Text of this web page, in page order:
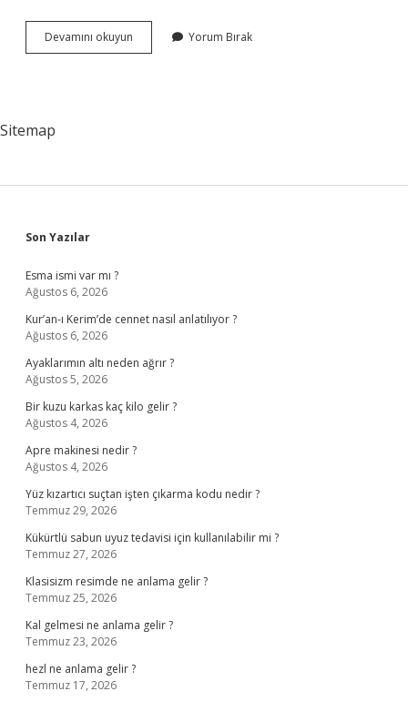
Devamını okuyun
Yapmak
Yorum Bırak
Sitemap
Sidebar
Son Yazılar
Esma ismi var mı ?
Ağustos 6, 2026
Kur’an-ı Kerim’de cennet nasıl anlatılıyor ?
Ağustos 6, 2026
Ayaklarımın altı neden ağrır ?
Ağustos 5, 2026
Bir kuzu karkas kaç kilo gelir ?
Ağustos 4, 2026
Apre makinesi nedir ?
Ağustos 4, 2026
Yüz kızartıcı suçtan işten çıkarma kodu nedir ?
Temmuz 29, 2026
Kükürtlü sabun uyuz tedavisi için kullanılabilir mi ?
Temmuz 27, 2026
Klasisizm resimde ne anlama gelir ?
Temmuz 25, 2026
Kal gelmesi ne anlama gelir ?
Temmuz 23, 2026
hezl ne anlama gelir ?
Temmuz 17, 2026